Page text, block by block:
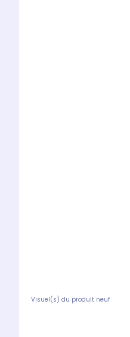
Visuel(s) du produit neuf